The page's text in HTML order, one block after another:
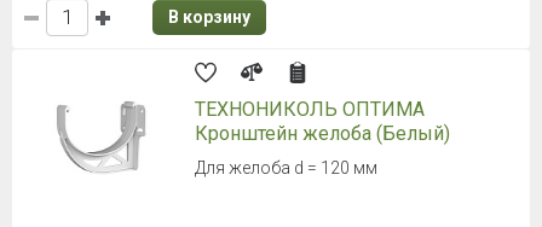
В корзину
ТЕХНОНИКОЛЬ ОПТИМА
Кронштейн желоба (Белый)
Для желоба d = 120 мм